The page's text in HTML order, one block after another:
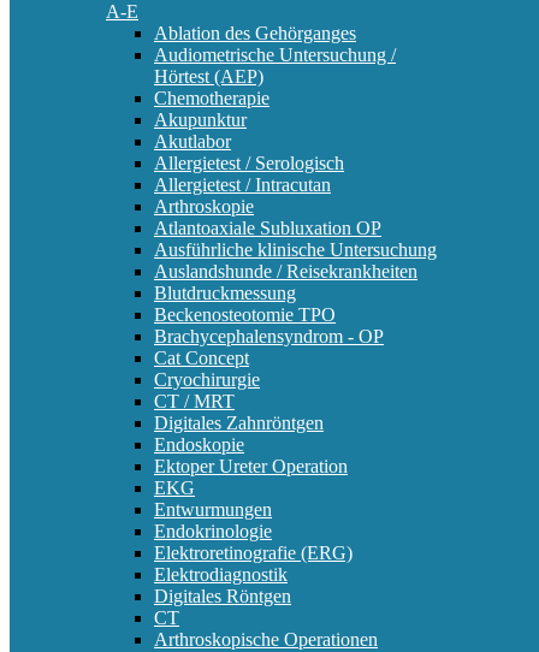
A-E
Ablation des Gehörganges
Audiometrische Untersuchung /
Hörtest (AEP)
Chemotherapie
Akupunktur
Akutlabor
Allergietest / Serologisch
Allergietest / Intracutan
Arthroskopie
Atlantoaxiale Subluxation OP
Ausführliche klinische Untersuchung
Auslandshunde / Reisekrankheiten
Blutdruckmessung
Beckenosteotomie TPO
Brachycephalensyndrom - OP
Cat Concept
Cryochirurgie
CT / MRT
Digitales Zahnröntgen
Endoskopie
Ektoper Ureter Operation
EKG
Entwurmungen
Endokrinologie
Elektroretinografie (ERG)
Elektrodiagnostik
Digitales Röntgen
CT
Arthroskopische Operationen